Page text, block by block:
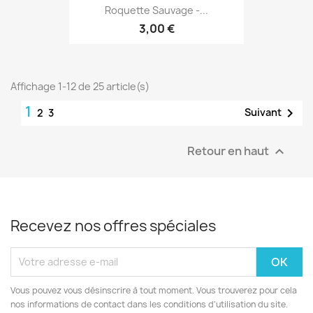
Roquette Sauvage -...
3,00 €
Affichage 1-12 de 25 article(s)
1 2 3 Suivant 
Retour en haut 
Recevez nos offres spéciales
Vous pouvez vous désinscrire à tout moment. Vous trouverez pour cela
nos informations de contact dans les conditions d'utilisation du site.